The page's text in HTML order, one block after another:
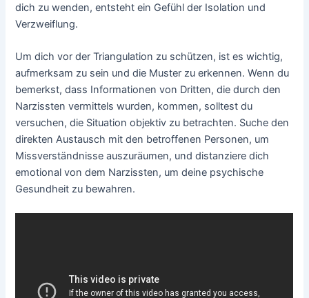
dich zu wenden, entsteht ein Gefühl der Isolation und
Verzweiflung.
Um dich vor der Triangulation zu schützen, ist es wichtig,
aufmerksam zu sein und die Muster zu erkennen. Wenn du
bemerkst, dass Informationen von Dritten, die durch den
Narzissten vermittels wurden, kommen, solltest du
versuchen, die Situation objektiv zu betrachten. Suche den
direkten Austausch mit den betroffenen Personen, um
Missverständnisse auszuräumen, und distanziere dich
emotional von dem Narzissten, um deine psychische
Gesundheit zu bewahren.